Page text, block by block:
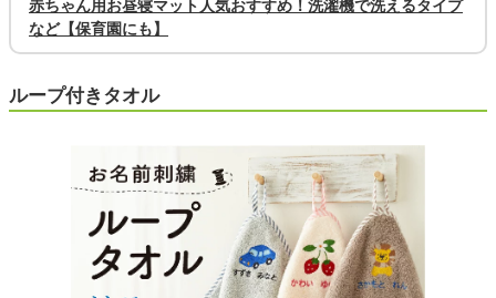
赤ちゃん用お昼寝マット人気おすすめ！洗濯機で洗えるタイプ
など【保育園にも】
ループ付きタオル